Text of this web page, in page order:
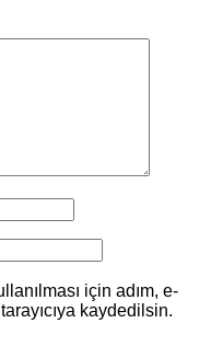
için adım, e-
kaydedilsin.